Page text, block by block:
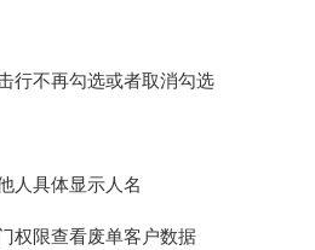
行不再勾选或者取消勾选
人具体显示人名
权限查看废单客户数据